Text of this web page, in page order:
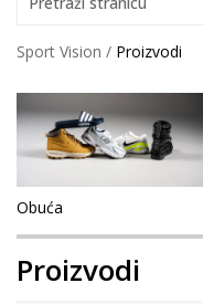
Sport Vision Proizvodi
Obuća
Proizvodi